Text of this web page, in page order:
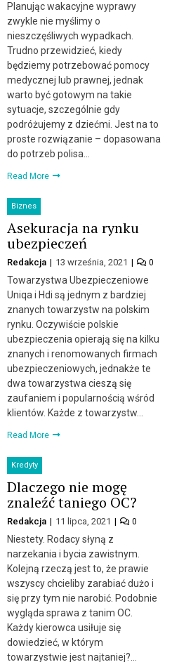
Planując wakacyjne wyprawy
zwykle nie myślimy o
nieszczęśliwych wypadkach.
Trudno przewidzieć, kiedy
będziemy potrzebować pomocy
medycznej lub prawnej, jednak
warto być gotowym na takie
sytuacje, szczególnie gdy
podróżujemy z dziećmi. Jest na to
proste rozwiązanie – dopasowana
do potrzeb polisa…
Read More
Biznes
Asekuracja na rynku
ubezpieczeń
Redakcja 13 września, 2021 0
Towarzystwa Ubezpieczeniowe
Uniqa i Hdi są jednym z bardziej
znanych towarzystw na polskim
rynku. Oczywiście polskie
ubezpieczenia opierają się na kilku
znanych i renomowanych firmach
ubezpieczeniowych, jednakże te
dwa towarzystwa cieszą się
zaufaniem i popularnością wśród
klientów. Każde z towarzystw…
Read More
Kredyty
Dlaczego nie mogę
znaleźć taniego OC?
Redakcja 11 lipca, 2021 0
Niestety. Rodacy słyną z
narzekania i bycia zawistnym.
Kolejną rzeczą jest to, że prawie
wszyscy chcieliby zarabiać dużo i
się przy tym nie narobić. Podobnie
wygląda sprawa z tanim OC.
Każdy kierowca usiłuje się
dowiedzieć, w którym
towarzystwie jest najtaniej?…